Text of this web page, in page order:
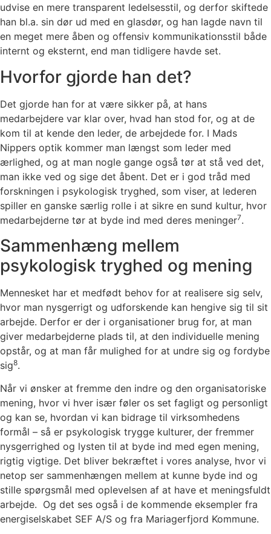
udvise en mere transparent ledelsesstil, og derfor skiftede
han bl.a. sin dør ud med en glasdør, og han lagde navn til
en meget mere åben og offensiv kommunikationsstil både
internt og eksternt, end man tidligere havde set.
Hvorfor gjorde han det?
Det gjorde han for at være sikker på, at hans
medarbejdere var klar over, hvad han stod for, og at de
kom til at kende den leder, de arbejdede for. I Mads
Nippers optik kommer man længst som leder med
ærlighed, og at man nogle gange også tør at stå ved det,
man ikke ved og sige det åbent. Det er i god tråd med
forskningen i psykologisk tryghed, som viser, at lederen
spiller en ganske særlig rolle i at sikre en sund kultur, hvor
medarbejderne tør at byde ind med deres meninger7.
Sammenhæng mellem
psykologisk tryghed og mening
Mennesket har et medfødt behov for at realisere sig selv,
hvor man nysgerrigt og udforskende kan hengive sig til sit
arbejde. Derfor er der i organisationer brug for, at man
giver medarbejderne plads til, at den individuelle mening
opstår, og at man får mulighed for at undre sig og fordybe
sig8.
Når vi ønsker at fremme den indre og den organisatoriske
mening, hvor vi hver især føler os set fagligt og personligt
og kan se, hvordan vi kan bidrage til virksomhedens
formål – så er psykologisk trygge kulturer, der fremmer
nysgerrighed og lysten til at byde ind med egen mening,
rigtig vigtige. Det bliver bekræftet i vores analyse, hvor vi
netop ser sammenhængen mellem at kunne byde ind og
stille spørgsmål med oplevelsen af at have et meningsfuldt
arbejde. Og det ses også i de kommende eksempler fra
energiselskabet SEF A/S og fra Mariagerfjord Kommune.